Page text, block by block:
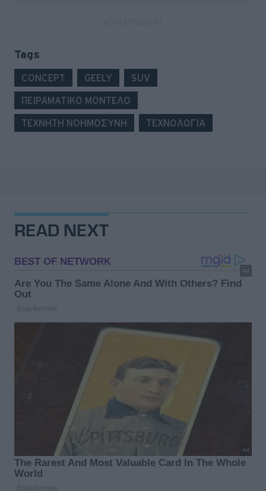
Tags
CONCEPT GEELY SUV
ΠΕΙΡΑΜΑΤΙΚΟ ΜΟΝΤΕΛΟ
ΤΕΧΝΗΤΗ ΝΟΗΜΟΣΥΝΗ ΤΕΧΝΟΛΟΓΙΑ
READ NEXT